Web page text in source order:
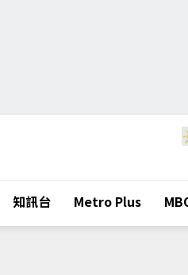
知訊台 Metro Plus